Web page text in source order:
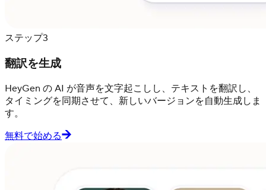
ステップ3
翻訳を生成
HeyGen の AI が音声を文字起こしし、テキストを翻訳し、
タイミングを同期させて、新しいバージョンを自動生成しま
す。
無料で始める